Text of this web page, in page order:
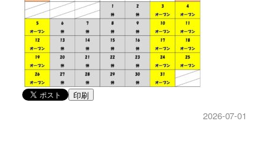
印刷
2026-07-01